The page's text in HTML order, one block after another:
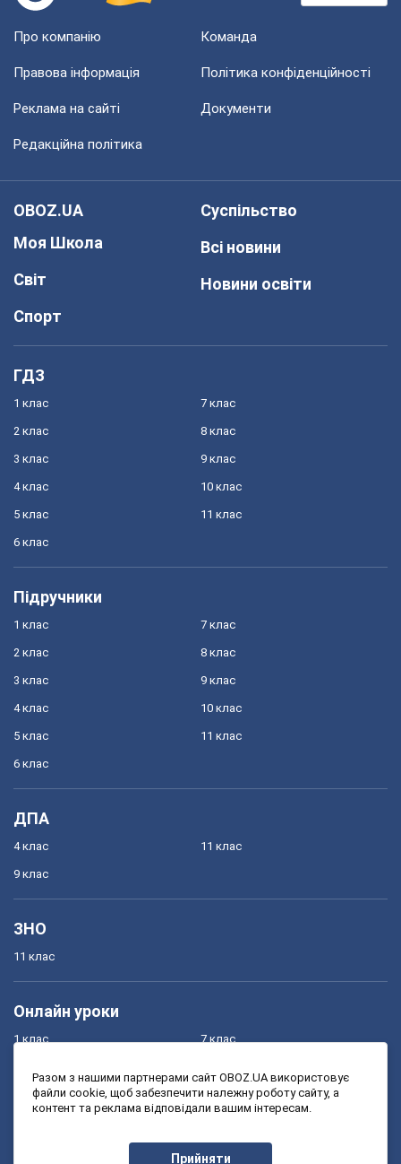
Про компанію Команда
Правова інформація Політика конфіденційності
Реклама на сайті Документи
Редакційна політика
OBOZ.UA
Моя Школа
Світ
Спорт
Суспільство
Всі новини
Новини освіти
ГДЗ
1 клас
2 клас
3 клас
4 клас
5 клас
6 клас
7 клас
8 клас
9 клас
10 клас
11 клас
Підручники
1 клас
2 клас
3 клас
4 клас
5 клас
6 клас
7 клас
8 клас
9 клас
10 клас
11 клас
ДПА
4 клас
9 клас
11 клас
ЗНО
11 клас
Онлайн уроки
1 клас
3 клас
7 клас
9 клас
Разом з нашими партнерами сайт OBOZ.UA використовує
файли cookie, щоб забезпечити належну роботу сайту, а
контент та реклама відповідали вашим інтересам.
Прийняти